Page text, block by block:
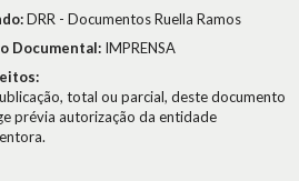
DRR - Documentos Ruella Ramos
Documental: IMPRENSA
total ou parcial, deste documento
prévia autorização da entidade